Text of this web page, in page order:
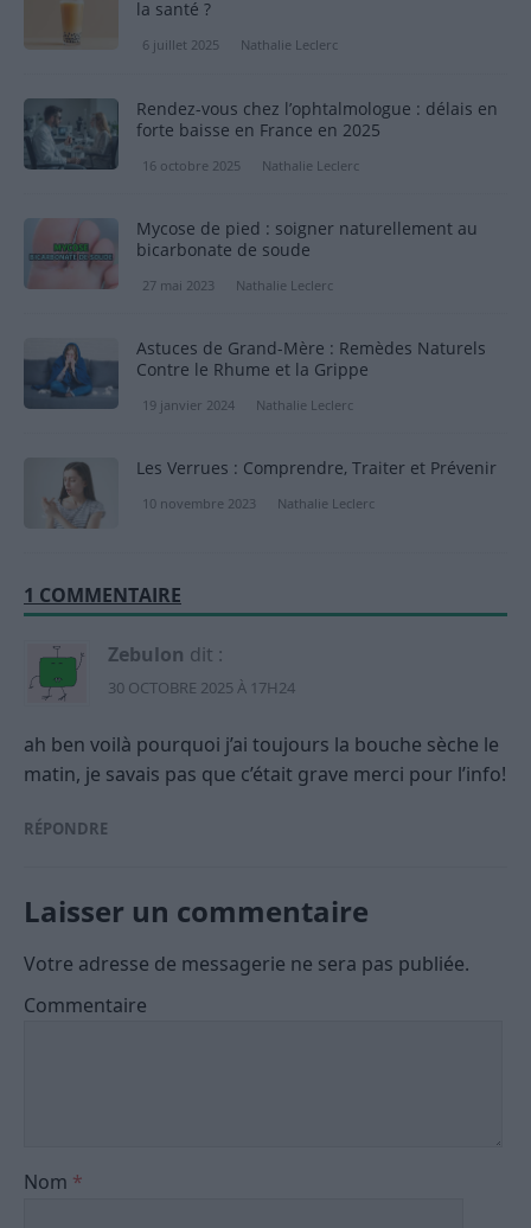
la santé ?
6 juillet 2025 Nathalie Leclerc
Rendez-vous chez l’ophtalmologue : délais en
forte baisse en France en 2025
16 octobre 2025 Nathalie Leclerc
Mycose de pied : soigner naturellement au
bicarbonate de soude
27 mai 2023 Nathalie Leclerc
Astuces de Grand-Mère : Remèdes Naturels
Contre le Rhume et la Grippe
19 janvier 2024 Nathalie Leclerc
Les Verrues : Comprendre, Traiter et Prévenir
10 novembre 2023 Nathalie Leclerc
1 COMMENTAIRE
Zebulon dit :
30 OCTOBRE 2025 À 17H24
ah ben voilà pourquoi j’ai toujours la bouche sèche le
matin, je savais pas que c’était grave merci pour l’info!
RÉPONDRE
Laisser un commentaire
Votre adresse de messagerie ne sera pas publiée.
Commentaire
Nom *